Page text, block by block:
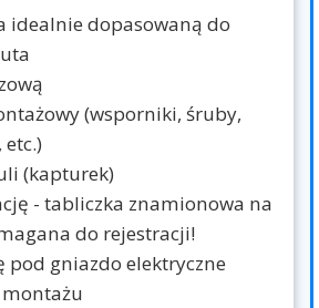
idealnie dopasowaną do
(wsporniki, śruby,
etc.)
(kapturek)
- tabliczka znamionowa na
do rejestracji!
pod gniazdo elektryczne